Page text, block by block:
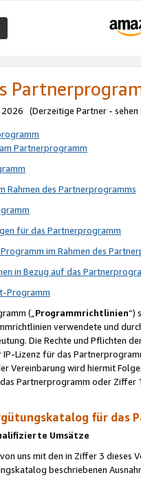
2026 (Derzeitige Partner - sehen
Partnerprogramm
Rahmen des Partnerprogramms
für das Partnerprogramm
im Rahmen des
in Bezug auf das
Programm
(„Programmrichtlinien“)
verwendete und
Die Rechte und Pflichten
Lizenz für das
Vereinbarung wird hiermit
Partnerprogramm oder
für das
Umsätze
uns mit den in Ziffer 3
beschriebenen